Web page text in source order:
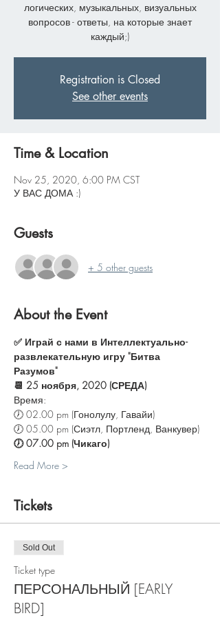
логических, музыкальных, визуальных
вопросов - ответы, на которые знает
каждый;)
Registration is Closed
See other events
Time & Location
Nov 25, 2020, 6:00 PM CST
У ВАС ДОМА :)
Guests
+ 5 other guests
About the Event
✅ Играй с нами в Интеллектуально-
развлекательную игру "Битва
Разумов"
📆 25 ноября, 2020 (СРЕДА)
Время:
🕖 02.00 pm (Гонолулу, Гавайи)
🕖 05.00 pm (Сиэтл, Портленд, Ванкувер)
🕖 07.00 pm (Чикаго)
Read More >
Tickets
Sold Out
Ticket type
ПЕРСОНАЛЬНЫЙ [EARLY
BIRD]